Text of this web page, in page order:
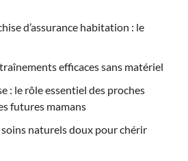
d’assurance habitation : le
efficaces sans matériel
: le rôle essentiel des proches
futures mamans
naturels doux pour chérir